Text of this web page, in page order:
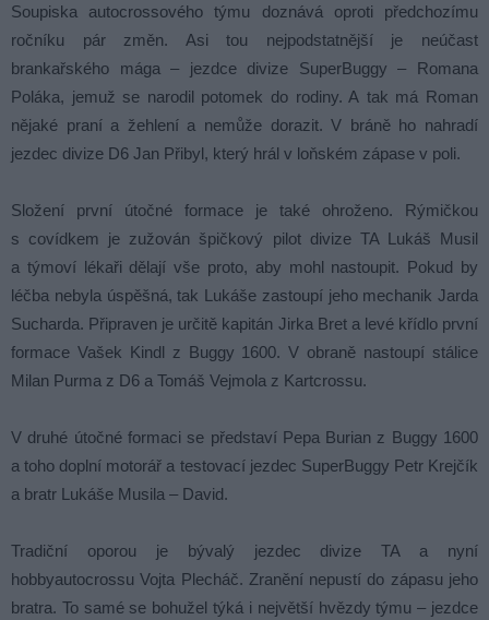
Soupiska autocrossového týmu doznává oproti předchozímu
ročníku pár změn. Asi tou nejpodstatnější je neúčast
brankařského mága – jezdce divize SuperBuggy – Romana
Poláka, jemuž se narodil potomek do rodiny. A tak má Roman
nějaké praní a žehlení a nemůže dorazit. V bráně ho nahradí
jezdec divize D6 Jan Přibyl, který hrál v loňském zápase v poli.
Složení první útočné formace je také ohroženo. Rýmičkou
s covídkem je zužován špičkový pilot divize TA Lukáš Musil
a týmoví lékaři dělají vše proto, aby mohl nastoupit. Pokud by
léčba nebyla úspěšná, tak Lukáše zastoupí jeho mechanik Jarda
Sucharda. Připraven je určitě kapitán Jirka Bret a levé křídlo první
formace Vašek Kindl z Buggy 1600. V obraně nastoupí stálice
Milan Purma z D6 a Tomáš Vejmola z Kartcrossu.
V druhé útočné formaci se představí Pepa Burian z Buggy 1600
a toho doplní motorář a testovací jezdec SuperBuggy Petr Krejčík
a bratr Lukáše Musila – David.
Tradiční oporou je bývalý jezdec divize TA a nyní
hobbyautocrossu Vojta Plecháč. Zranění nepustí do zápasu jeho
bratra. To samé se bohužel týká i největší hvězdy týmu – jezdce